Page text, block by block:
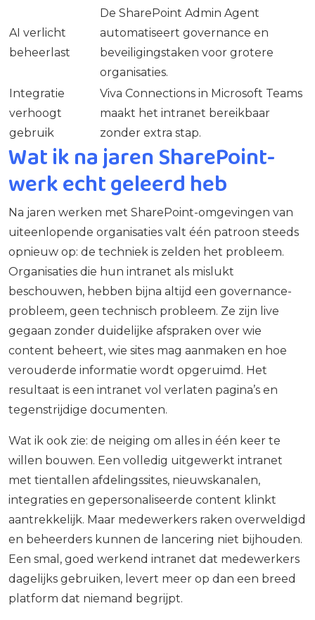
AI verlicht
beheerlast
De SharePoint Admin Agent
automatiseert governance en
beveiligingstaken voor grotere
organisaties.
Integratie
verhoogt
gebruik
Viva Connections in Microsoft Teams
maakt het intranet bereikbaar
zonder extra stap.
Wat ik na jaren SharePoint-
werk echt geleerd heb
Na jaren werken met SharePoint-omgevingen van
uiteenlopende organisaties valt één patroon steeds
opnieuw op: de techniek is zelden het probleem.
Organisaties die hun intranet als mislukt
beschouwen, hebben bijna altijd een governance-
probleem, geen technisch probleem. Ze zijn live
gegaan zonder duidelijke afspraken over wie
content beheert, wie sites mag aanmaken en hoe
verouderde informatie wordt opgeruimd. Het
resultaat is een intranet vol verlaten pagina’s en
tegenstrijdige documenten.
Wat ik ook zie: de neiging om alles in één keer te
willen bouwen. Een volledig uitgewerkt intranet
met tientallen afdelingssites, nieuwskanalen,
integraties en gepersonaliseerde content klinkt
aantrekkelijk. Maar medewerkers raken overweldigd
en beheerders kunnen de lancering niet bijhouden.
Een smal, goed werkend intranet dat medewerkers
dagelijks gebruiken, levert meer op dan een breed
platform dat niemand begrijpt.